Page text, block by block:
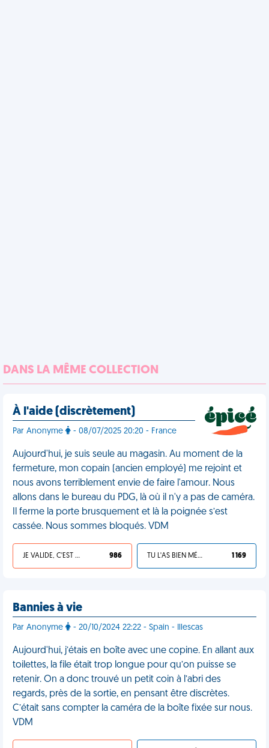
DANS LA MÊME COLLECTION
À l'aide (discrètement)
Par Anonyme - 08/07/2025 20:20 - France
Aujourd'hui, je suis seule au magasin. Au moment de la
fermeture, mon copain (ancien employé) me rejoint et
nous avons terriblement envie de faire l'amour. Nous
allons dans le bureau du PDG, là où il n'y a pas de caméra.
Il ferme la porte brusquement et là la poignée s’est
cassée. Nous sommes bloqués. VDM
JE VALIDE, C'EST UNE VDM 986 TU L'AS BIEN MÉRITÉ 1 169
Bannies à vie
Par Anonyme - 20/10/2024 22:22 - Spain - Illescas
Aujourd'hui, j’étais en boîte avec une copine. En allant aux
toilettes, la file était trop longue pour qu’on puisse se
retenir. On a donc trouvé un petit coin à l’abri des
regards, près de la sortie, en pensant être discrètes.
C’était sans compter la caméra de la boîte fixée sur nous.
VDM